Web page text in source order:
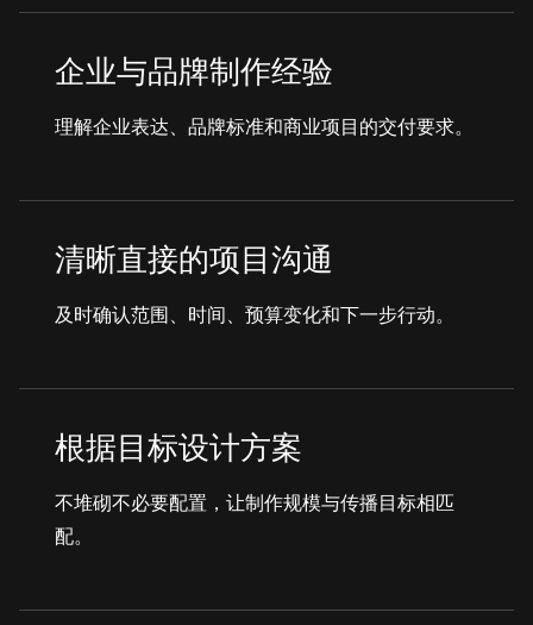
企业与品牌制作经验
理解企业表达、品牌标准和商业项目的交付要求。
清晰直接的项目沟通
及时确认范围、时间、预算变化和下一步行动。
根据目标设计方案
不堆砌不必要配置，让制作规模与传播目标相匹
配。